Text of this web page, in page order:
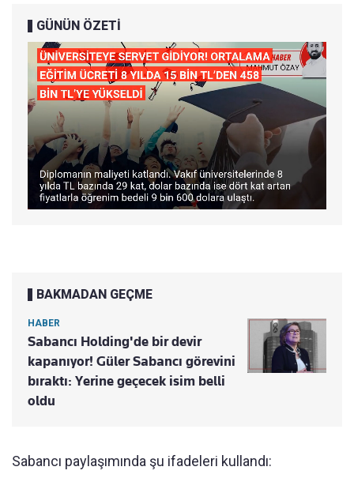
GÜNÜN ÖZETİ
BAKMADAN GEÇME
HABER
Sabancı Holding'de bir devir
kapanıyor! Güler Sabancı görevini
bıraktı: Yerine geçecek isim belli
oldu
Sabancı paylaşımında şu ifadeleri kullandı: